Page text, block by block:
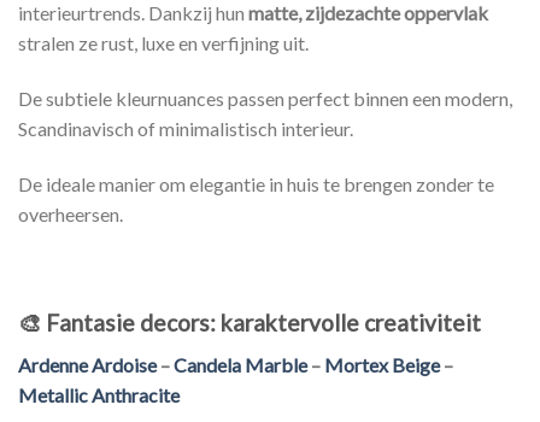
interieurtrends. Dankzij hun matte, zijdezachte oppervlak
stralen ze rust, luxe en verfijning uit.
De subtiele kleurnuances passen perfect binnen een modern,
Scandinavisch of minimalistisch interieur.
De ideale manier om elegantie in huis te brengen zonder te
overheersen.
🎨 Fantasie decors: karaktervolle creativiteit
Ardenne Ardoise–Candela Marble– Mortex Beige–
Metallic Anthracite